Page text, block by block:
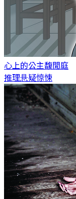
心上的公主馥閒庭
推理悬疑惊悚